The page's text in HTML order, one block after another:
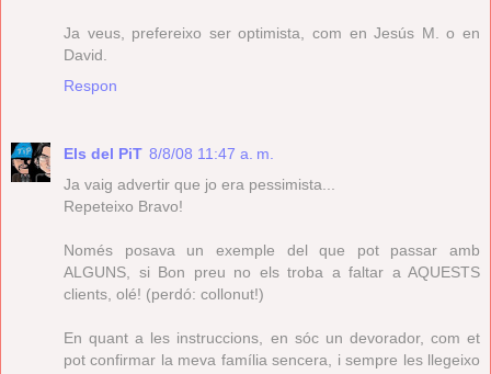
Ja veus, prefereixo ser optimista, com en Jesús M. o en
David.
Respon
Els del PiT 8/8/08 11:47 a. m.
Ja vaig advertir que jo era pessimista...
Repeteixo Bravo!
Només posava un exemple del que pot passar amb
ALGUNS, si Bon preu no els troba a faltar a AQUESTS
clients, olé! (perdó: collonut!)
En quant a les instruccions, en sóc un devorador, com et
pot confirmar la meva família sencera, i sempre les llegeixo